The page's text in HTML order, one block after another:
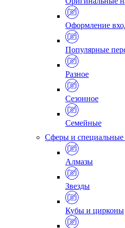
Оформление
Популярные
Разное
Сезонное
Семейные
Сферы и
Алмазы
Звезды
Кубы и цирконы